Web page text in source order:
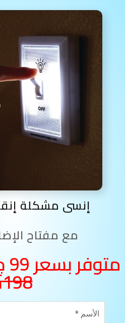
إنسى مشكلة
مع مفتاح
متوفر بسعر 99 ج بس بدلاً من
198ج